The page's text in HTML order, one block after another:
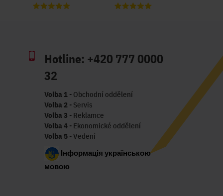
Hotline: +420 777 0000
32
Volba 1 - Obchodní oddělení
Volba 2 - Servis
Volba 3 - Reklamce
Volba 4 - Ekonomické oddělení
Volba 5 - Vedení
Інформація українською
мовою